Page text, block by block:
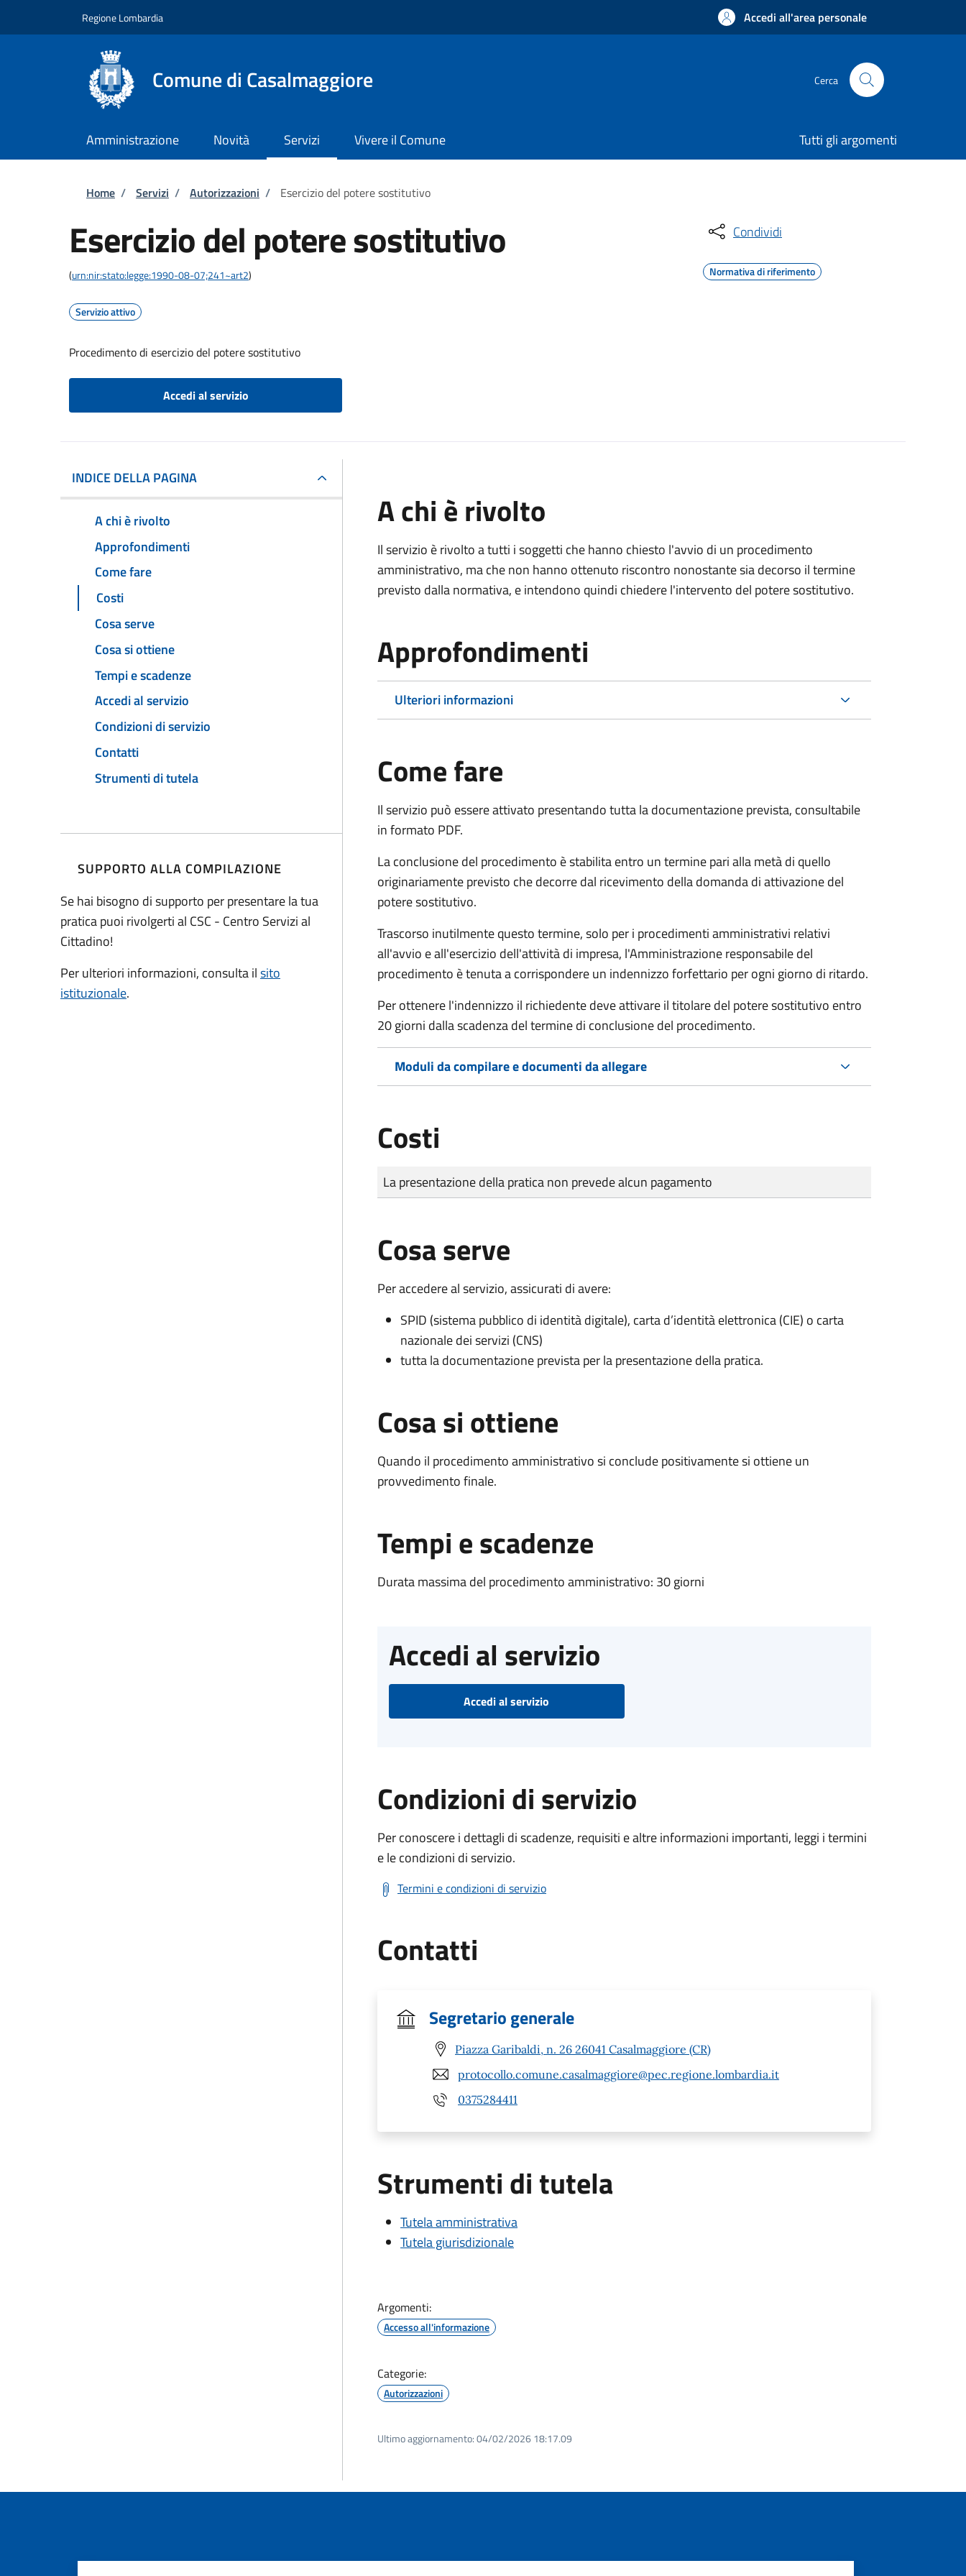
Regione Lombardia Accedi all'area personale
Comune di Casalmaggiore Cerca
Amministrazione Novità Servizi Vivere il Comune Tutti gli argomenti
Briciole di pane
Home / Servizi / Autorizzazioni / Esercizio del potere sostitutivo
Esercizio del potere sostitutivo
(urn:nir:stato:legge:1990-08-07;241~art2)
Servizio attivo
Procedimento di esercizio del potere sostitutivo
Accedi al servizio
Condividi
Normativa di riferimento
INDICE DELLA PAGINA
A chi è rivolto
Approfondimenti
Come fare
Costi
Cosa serve
Cosa si ottiene
Tempi e scadenze
Accedi al servizio
Condizioni di servizio
Contatti
Strumenti di tutela
SUPPORTO ALLA COMPILAZIONE
Se hai bisogno di supporto per presentare la tua
pratica puoi rivolgerti al CSC - Centro Servizi al
Cittadino!
Per ulteriori informazioni, consulta ilsito
istituzionale.
A chi è rivolto
Il servizio è rivolto a tutti i soggetti che hanno chiesto l'avvio di un procedimento
amministrativo, ma che non hanno ottenuto riscontro nonostante sia decorso il termine
previsto dalla normativa, e intendono quindi chiedere l'intervento del potere sostitutivo.
Approfondimenti
Ulteriori informazioni
Come fare
Il servizio può essere attivato presentando tutta la documentazione prevista, consultabile
in formato PDF.
La conclusione del procedimento è stabilita entro un termine pari alla metà di quello
originariamente previsto che decorre dal ricevimento della domanda di attivazione del
potere sostitutivo.
Trascorso inutilmente questo termine,solo per i procedimenti amministrativi relativi
all'avvio e all'esercizio dell'attività di impresa, l'Amministrazione responsabile del
procedimento è tenuta a corrispondere un indennizzo forfettario per ogni giorno di ritardo.
Per ottenere l'indennizzo il richiedente deve attivare il titolare del potere sostitutivo entro
20 giorni dalla scadenza del termine di conclusione del procedimento.
Moduli da compilare e documenti da allegare
Costi
Tipo di pagamento
Importo
La presentazione della pratica non prevede alcun pagamento
Cosa serve
Per accedere al servizio, assicurati di avere:
SPID (sistema pubblico di identità digitale), carta d’identità elettronica (CIE) o carta
nazionale dei servizi (CNS)
tutta la documentazione prevista per la presentazione della pratica.
Cosa si ottiene
Quando il procedimento amministrativo si conclude positivamente si ottiene un
provvedimento finale.
Tempi e scadenze
Durata massima del procedimento amministrativo: 30 giorni
Accedi al servizio
Accedi al servizio
Condizioni di servizio
Per conoscere i dettagli di scadenze, requisiti e altre informazioni importanti, leggi i termini
e le condizioni di servizio.
Termini e condizioni di servizio
Contatti
Segretario generale
Piazza Garibaldi, n. 26 26041 Casalmaggiore (CR)
protocollo.comune.casalmaggiore@pec.regione.lombardia.it
0375284411
Strumenti di tutela
Tutela amministrativa
Tutela giurisdizionale
Argomenti:
Accesso all'informazione
Categorie:
Autorizzazioni
Ultimo aggiornamento:04/02/2026 18:17.09